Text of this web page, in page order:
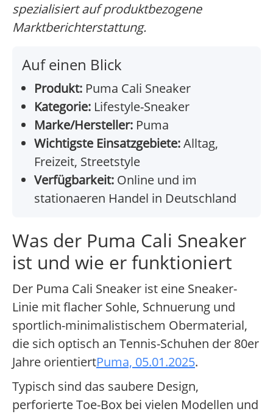
spezialisiert auf produktbezogene
Marktberichterstattung.
Auf einen Blick
Produkt: Puma Cali Sneaker
Kategorie: Lifestyle-Sneaker
Marke/Hersteller: Puma
Wichtigste Einsatzgebiete:Alltag,
Freizeit, Streetstyle
Verfügbarkeit: Online und im
stationaeren Handel in Deutschland
Was der Puma Cali Sneaker
ist und wie er funktioniert
Der Puma Cali Sneaker ist eine Sneaker-
Linie mit flacher Sohle, Schnuerung und
sportlich-minimalistischem Obermaterial,
die sich optisch an Tennis-Schuhen der 80er
Jahre orientiertPuma, 05.01.2025.
Typisch sind das saubere Design,
perforierte Toe-Box bei vielen Modellen und